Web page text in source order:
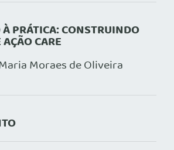
PRÁTICA: CONSTRUINDO
CARE
Moraes de Oliveira